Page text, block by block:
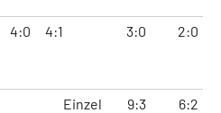
4:0 4:1 3:0 2:0
Einzel 9:3 6:2